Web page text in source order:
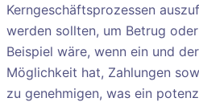
Kerngeschäftsprozessen
werden sollten, um Betrug
Beispiel wäre, wenn ein und
Möglichkeit hat, Zahlungen
zu genehmigen, was ein